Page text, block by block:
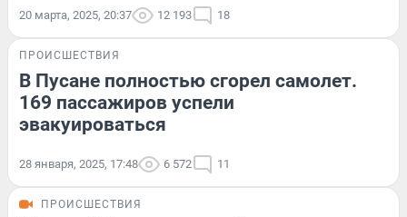
20 марта, 2025, 20:37 12 193 18
ПРОИСШЕСТВИЯ
В Пусане полностью сгорел самолет.
169 пассажиров успели
эвакуироваться
28 января, 2025, 17:48 6 572 11
ПРОИСШЕСТВИЯ